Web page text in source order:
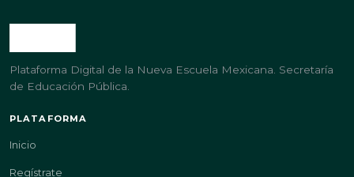
Plataforma Digital de la Nueva Escuela Mexicana. Secretaría
de Educación Pública.
PLATAFORMA
Inicio
Regístrate